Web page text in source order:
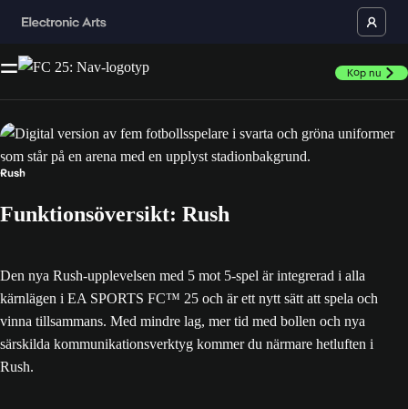
Köp nu
Rush
Funktionsöversikt: Rush
Den nya Rush-upplevelsen med 5 mot 5-spel är integrerad i alla
kärnlägen i EA SPORTS FC™ 25 och är ett nytt sätt att spela och
vinna tillsammans. Med mindre lag, mer tid med bollen och nya
särskilda kommunikationsverktyg kommer du närmare hetluften i
Rush.